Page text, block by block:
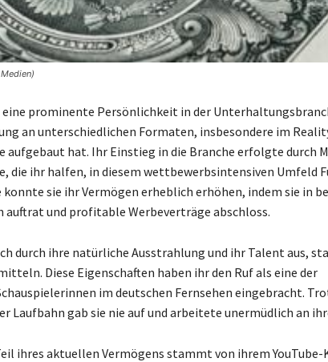
prominente Persönlichkeit in der
an unterschiedlichen Formaten, insbesondere im
aufgebaut hat. Ihr Einstieg in die Branche erfolgte durch
die ihr halfen, in diesem wettbewerbsintensiven Umfeld
konnte sie ihr Vermögen erheblich erhöhen, indem sie in
auftrat und profitable Werbeverträge abschloss.
durch ihre natürliche Ausstrahlung und ihr Talent aus,
Diese Eigenschaften haben ihr den Ruf als eine der
im deutschen Fernsehen eingebracht.
Laufbahn gab sie nie auf und arbeitete unermüdlich an
ihres aktuellen Vermögens stammt von ihrem YouTube-